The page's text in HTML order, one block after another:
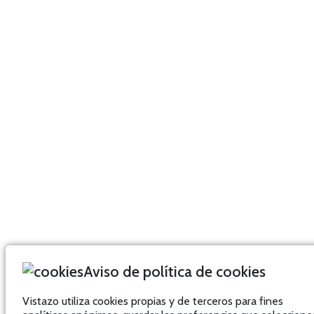
Aviso de política de cookies
Vistazo utiliza cookies propias y de terceros para fines